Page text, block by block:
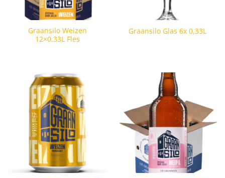
Graansilo Weizen
12×0.33L Fles
Graansilo Glas 6x 0,33L